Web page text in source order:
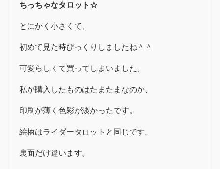
ちっちゃなタロット☆
とにかく小さくて、
初めて見た時びっくりしましたね＾＾
可愛らしくて買ってしまいました。
私が購入したものはたまたまなのか、
印刷が薄く色彩が淡かったです。
絵柄はライダータロットと同じです。
裏面だけ違います。